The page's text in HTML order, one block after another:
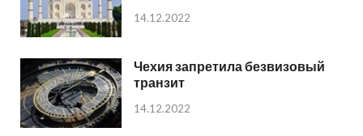
14.12.2022
Чехия запретила безвизовый
транзит
14.12.2022